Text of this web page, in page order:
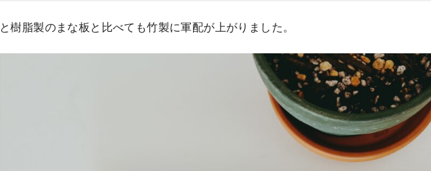
と樹脂製のまな板と比べても竹製に軍配が上がりました。